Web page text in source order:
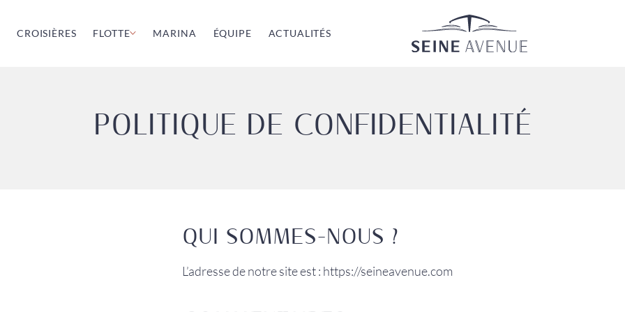
CROISIÈRES FLOTTE
Un motoscafo vénitien
Une vedette scandinave
MARINA ÉQUIPE ACTUALITÉS
Seine Avenue
POLITIQUE DE CONFIDENTIALITÉ
QUI SOMMES-NOUS ?
L’adresse de notre site est : https://seineavenue.com